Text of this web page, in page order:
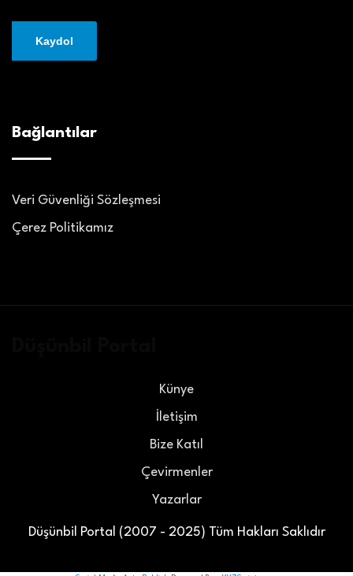
Bağlantılar
Veri Güvenliği Sözleşmesi
Çerez Politikamız
Düşünbil Portal (2007 - 2025) Tüm Hakları Saklıdır
Künye
İletişim
Bize Katıl
Çevirmenler
Yazarlar